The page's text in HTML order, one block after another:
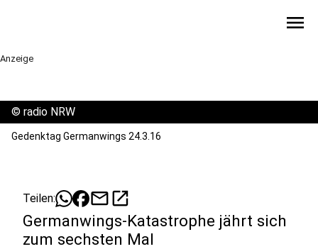
menu
Anzeige
© radio NRW
Gedenktag Germanwings 24.3.16
Teilen: mailopen_in_new
Germanwings-Katastrophe jährt sich
zum sechsten Mal